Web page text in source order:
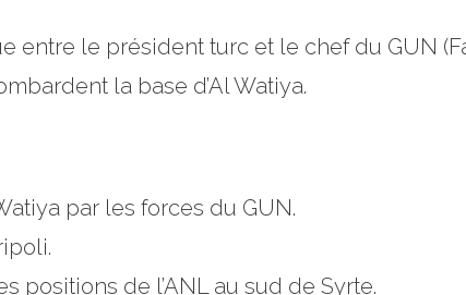
entre le président turc et le chef du GUN
la base d’Al Watiya.
par les forces du GUN.
positions de l’ANL au sud de Syrte.